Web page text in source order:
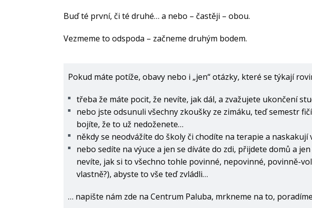
Buď té první, či té druhé… a nebo – častěji – obou.
Vezmeme to odspoda – začneme druhým bodem.
Pokud máte potíže, obavy nebo i „jen“ otázky, které se týkají
třeba že máte pocit, že nevíte, jak dál, a zvažujete ukončení
nebo jste odsunuli všechny zkoušky ze zimáku, teď semestr
bojíte, že to už nedoženete…
někdy se neodvážíte do školy či chodíte na terapie a naskakují
nebo sedíte na výuce a jen se díváte do zdi, přijdete domů a
nevíte, jak si to všechno tohle povinné, nepovinné, povinně-
vlastně?), abyste to vše teď zvládli…
… napište nám zde na Centrum Paluba, mrkneme na to,